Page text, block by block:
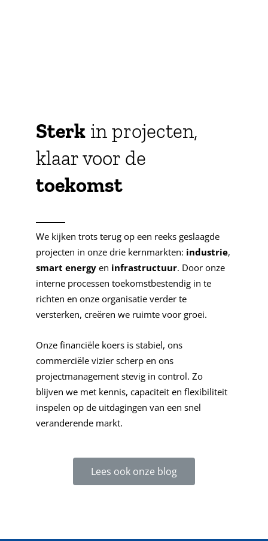
Sterk in projecten,
klaar voor de
toekomst
We kijken trots terug op een reeks geslaagde
projecten in onze drie kernmarkten: industrie,
smart energy en infrastructuur. Door onze
interne processen toekomstbestendig in te
richten en onze organisatie verder te
versterken, creëren we ruimte voor groei.
Onze financiële koers is stabiel, ons
commerciële vizier scherp en ons
projectmanagement stevig in control. Zo
blijven we met kennis, capaciteit en flexibiliteit
inspelen op de uitdagingen van een snel
veranderende markt.
Lees ook onze blog